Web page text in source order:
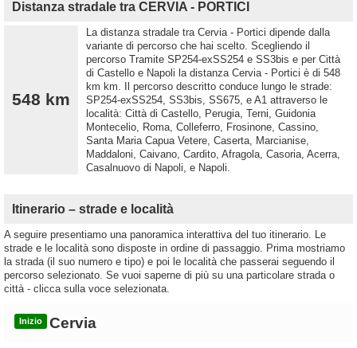
Distanza stradale tra CERVIA - PORTICI
548 km
La distanza stradale tra Cervia - Portici dipende dalla
variante di percorso che hai scelto. Scegliendo il
percorso Tramite SP254-exSS254 e SS3bis e per Città
di Castello e Napoli la distanza Cervia - Portici è di 548
km km. Il percorso descritto conduce lungo le strade:
SP254-exSS254, SS3bis, SS675, e A1 attraverso le
località: Città di Castello, Perugia, Terni, Guidonia
Montecelio, Roma, Colleferro, Frosinone, Cassino,
Santa Maria Capua Vetere, Caserta, Marcianise,
Maddaloni, Caivano, Cardito, Afragola, Casoria, Acerra,
Casalnuovo di Napoli, e Napoli.
Itinerario – strade e località
A seguire presentiamo una panoramica interattiva del tuo itinerario. Le
strade e le località sono disposte in ordine di passaggio. Prima mostriamo
la strada (il suo numero e tipo) e poi le località che passerai seguendo il
percorso selezionato. Se vuoi saperne di più su una particolare strada o
città - clicca sulla voce selezionata.
Inizio Cervia